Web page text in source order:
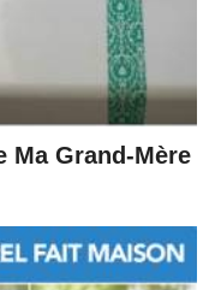
Ma Grand-Mère